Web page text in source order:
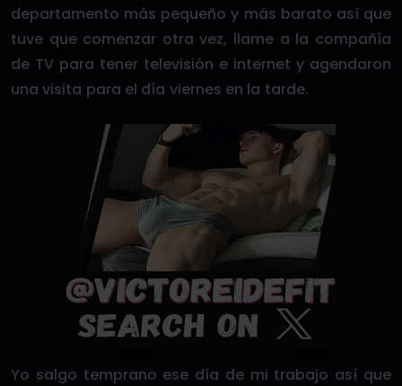
departamento más pequeño y más barato así que
tuve que comenzar otra vez, llame a la compañía
de TV para tener televisión e internet y agendaron
una visita para el día viernes en la tarde.
Yo salgo temprano ese día de mi trabajo así que